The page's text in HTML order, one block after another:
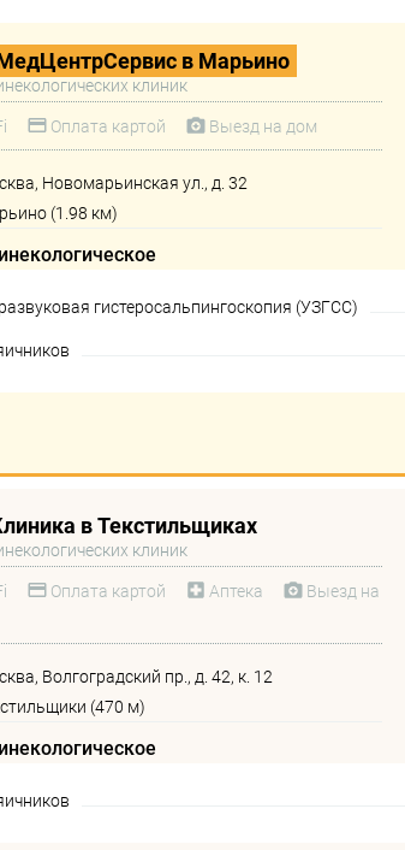
в Марьино
клиник
Оплата картой Выезд на дом
Новомарьинская ул., д. 32
(1.98 км)
гистеросальпингоскопия (УЗГСС)
в Текстильщиках
клиник
Оплата картой Аптека
Выезд на
Волгоградский пр., д. 42, к. 12
(470 м)